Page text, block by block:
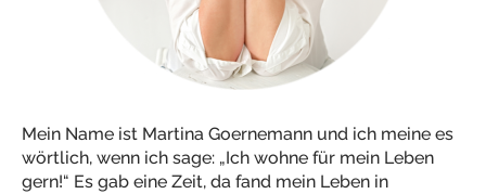
Mein Name ist Martina Goernemann und ich meine es
wörtlich, wenn ich sage: „Ich wohne für mein Leben
gern!“ Es gab eine Zeit, da fand mein Leben in